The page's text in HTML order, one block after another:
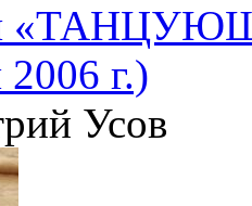
2006 г.)
Усов